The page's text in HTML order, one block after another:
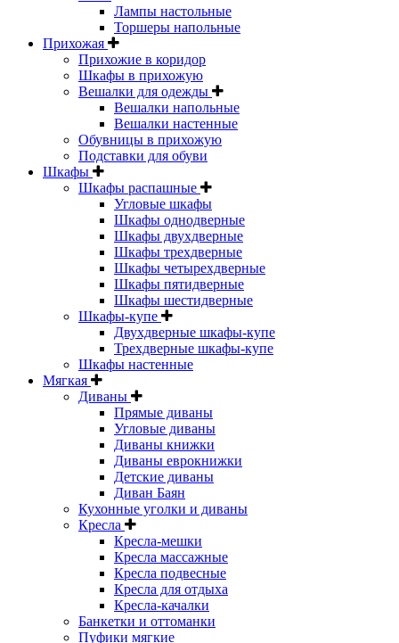
Лампы настольные
Торшеры напольные
Прихожая
Прихожие в коридор
Шкафы в прихожую
Вешалки для одежды
Вешалки напольные
Вешалки настенные
Обувницы в прихожую
Подставки для обуви
Шкафы
Шкафы распашные
Угловые шкафы
Шкафы однодверные
Шкафы двухдверные
Шкафы трехдверные
Шкафы четырехдверные
Шкафы пятидверные
Шкафы шестидверные
Шкафы-купе
Двухдверные шкафы-купе
Трехдверные шкафы-купе
Шкафы настенные
Мягкая
Диваны
Прямые диваны
Угловые диваны
Диваны книжки
Диваны еврокнижки
Детские диваны
Диван Баян
Кухонные уголки и диваны
Кресла
Кресла-мешки
Кресла массажные
Кресла подвесные
Кресла для отдыха
Кресла-качалки
Банкетки и оттоманки
Пуфики мягкие